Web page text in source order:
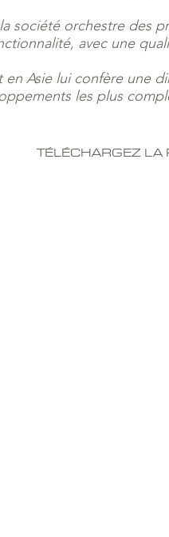
société orchestre des
avec une
Asie lui confère une
les plus
TÉLÉCHARGEZ LA